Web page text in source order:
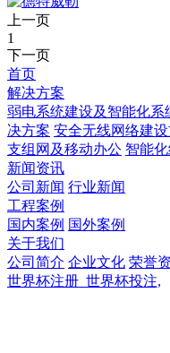
上一页
1
下一页
首页
解决方案
弱电系统建设及智能化系
决方案 安全无线网络建
支组网及移动办公 智能
新闻资讯
公司新闻 行业新闻
工程案例
国内案例 国外案例
关于我们
公司简介 企业文化 荣誉
世界杯注册_世界杯投注,